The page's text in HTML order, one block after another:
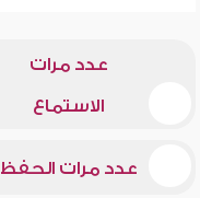
عدد مرات
الاستماع
عدد مرات الحفظ